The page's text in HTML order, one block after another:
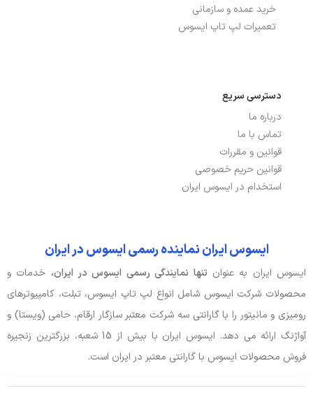
پورت THUNDERBOLT
باتری، توان و خنک‌کننده
توضیحات باتری
نوع باتری 4 سلولی
جک هدفون/ میکروفون جک 3.5 میلی متری
وبکم
خرید عمده و سازمانی
تعمیرات لپ تاپ ایسوس
دسترسی سریع
درباره ما
تماس با ما
قوانین و مقررات
قوانین حریم خصوصی
استخدام در ایسوس ایران
ایسوس ایران نماینده رسمی ایسوس در ایران
ایسوس ایران به عنوان تنها نمایندگی رسمی ایسوس در ایران، خدمات و
محصولات شرکت ایسوس شامل انواع لپ تاپ ایسوس، تبلت، کامپیوترهای
رومیزی و مانیتور را با گارانتی سه شرکت معتبر سازگار ارقام، حامی (ویستا) و
آواژنگ ارائه می دهد. ایسوس ایران با بیش از 15 شعبه، بزرگترین زنجیره
فروش محصولات ایسوس با گارانتی معتبر در ایران است.